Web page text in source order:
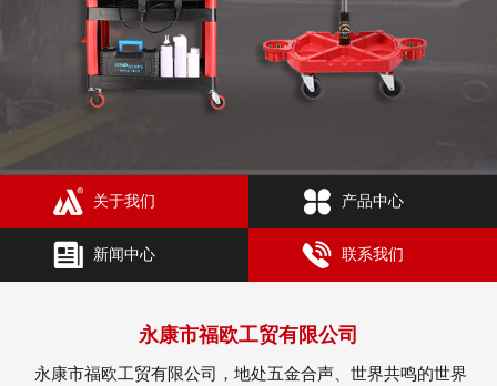
关于我们 产品中心
新闻中心 联系我们
永康市福欧工贸有限公司
永康市福欧工贸有限公司，地处五金合声、世界共鸣的世界